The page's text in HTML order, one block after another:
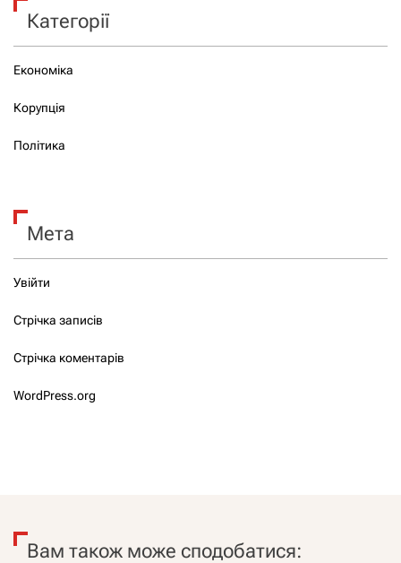
Категорії
Економіка
Корупція
Політика
Мета
Увійти
Стрічка записів
Стрічка коментарів
WordPress.org
Вам також може сподобатися: